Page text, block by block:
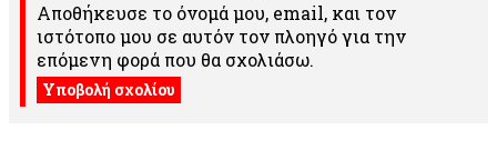
Αποθήκευσε το όνομά μου, email, και τον
ιστότοπο μου σε αυτόν τον πλοηγό για την
επόμενη φορά που θα σχολιάσω.